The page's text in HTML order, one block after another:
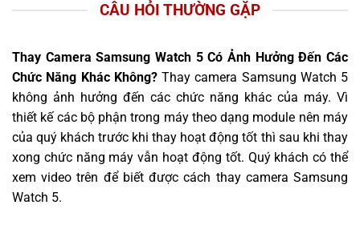
CÂU HỎI THƯỜNG GẶP
Thay Camera Samsung Watch 5 Có Ảnh Hưởng Đến Các
Chức Năng Khác Không?Thay camera Samsung Watch 5
không ảnh hưởng đến các chức năng khác của máy. Vì
thiết kế các bộ phận trong máy theo dạng module nên máy
của quý khách trước khi thay hoạt động tốt thì sau khi thay
xong chức năng máy vẫn hoạt động tốt. Quý khách có thể
xem video trên để biết được cách thay camera Samsung
Watch 5.